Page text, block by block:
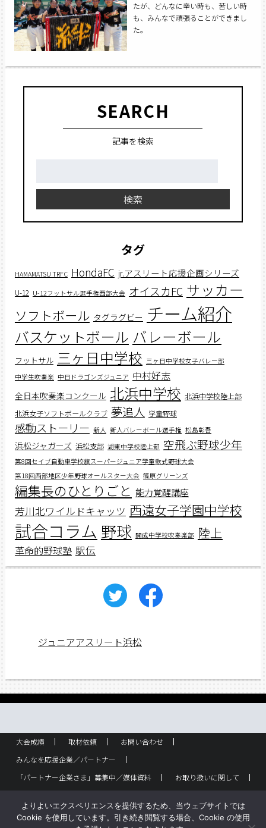
たが、どんなに辛い時も、苦しい時
も、みんなで頑張ることができまし
た。
SEARCH
記事を検索
検索
タグ
HAMAMATSU TRFC HondaFC jr.アスリート応援企画シリーズ
U-12 U-12フットサル選手権西部大会 オイスカFC サッカー
ソフトボール タグラグビー チーム紹介
バスケットボール バレーボール
フットサル 三ヶ日中学校 三ヶ日中学校女子バレー部
中学生吹奏楽 中日ドラゴンズジュニア 中村好志
全日本吹奏楽コンクール 北浜中学校 北浜中学校陸上部
北浜女子ソフトボールクラブ 夢追人 学童野球
感動ストーリー 新人 新人バレーボール選手権 松島彰吾
浜松ジャガーズ 浜松支部 湖東中学校陸上部 空飛ぶ野球少年
第8回セイブ自動車学校旗スーパージュニア学童軟式野球大会
第18回西部地区少年野球オールスター大会 篠原グリーンズ
編集長のひとりごと 能力覚醒講座
芳川北ワイルドキャッツ 西遠女子学園中学校
試合コラム 野球 開成中学校吹奏楽部 陸上
革命的野球塾 駅伝
ジュニアアスリート浜松
大会成績 取材依頼
お問い合わせ
みんなを応援企業／パートナー
「パートナー企業さま」募集中／媒体資料
お取り扱いに関して
バックナンバー
サイトポリシー
よりよいエクスペリエンスを提供するため、当ウェブサイトでは
Cookie を使用しています。引き続き閲覧する場合、Cookie の使用